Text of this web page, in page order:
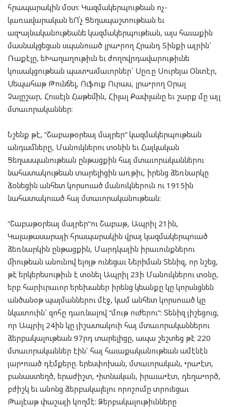
հրապարակին մօտ: Կազմակերպութեան ոչ-
կառավարական եՈ՛չ Ցեղապաշտութեան եւ
ազ•այնականութեանե կազմակերպութեան, այս հաւաքին
մասնակցեցան սպանուած լրա•րող Հրանդ Տինքի այրին`
Ռաքէլը, եԽաղաղութիւն եւ ժողովրդավարութիւնե
կուսակցութեան պատ•ամաւորներ` Սըռը Սուրեյա Օնտէր,
Սեպահաթ Թունճել, Ուֆուք Ուրաս, լրա•րող Օրալ
Չալըշար, Հուսէյն Հաթեմին, Հիլալ Քափլանը եւ շարք մը այլ
մտաւորականներ:
Նշենք թէ, “Շաբաթօրեայ մայրեր“ կազմակերպութեան
անդամները, Մանուկներու տօնին եւ Հայկական
Ցեղասպանութեան ընթացքին հայ մտաւորականներու
նահատակութեան տարելիցին առթիւ, իրենց ձեռնարկը
ձօնեցին անհետ կորսուած մանուկներուն ու 1915ին
նահատակուած հայ մտաւորականութեան:
“Շաբաթօրեայ մայրեր“ու Շաբաթ, Ապրիլ 21ին,
Կալաթասարայի հրապարակին վրայ կազմակերպուած
ձեռնարկին ընթացքին, Մարդկային իրաւունքներու
միութեան անունով ելոյթ ունեցաւ Ներիման Տենիզ, որ նշեց,
թէ երկերեսութիւն է տօնել Ապրիլ 23ի Մանուկներու տօնը,
երբ հարիւրաւոր երեխաներ իրենց կեանքը կը կորսնցնեն
անծանօթ պայմաններու մէջ, կամ անհետ կորսուած կը
նկատուին` զոհը դառնալով “մութ ուժերու“: Տենիզ յիշեցուց,
որ Ապրիլ 24ին կը յիշատակուի հայ մտաւորականներու
ձերբակալութեան 97րդ տարելիցը, ապա շեշտեց թէ 220
մտաւորականներ էին` հայ հաւաքականութեան ամէնէն
յար•ուած դէմքերը. երեսփոխան, մտաւորական, •րա•էտ,
բանաստեղծ, երաժիշտ, •իտնական, իրաւա•էտ, դեղա•ործ,
բժիշկ եւ անոնց ձերբակալելու որոշումը տրուեցաւ
Թալէաթ փաշայի կողմէ: Ձերբակալութիւնները